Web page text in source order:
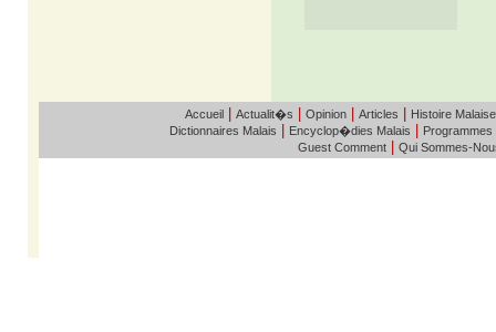
Accueil| Actualit�s Opinion| Articles Histoire Malaise
Dictionnaires Malais Encyclop�dies Malais Programmes
Guest Comment Qui Sommes-